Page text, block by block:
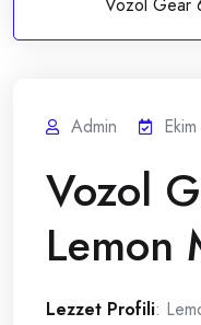
Vozol Gear
Admin
Vozol
Lemon
Lezzet Profili: